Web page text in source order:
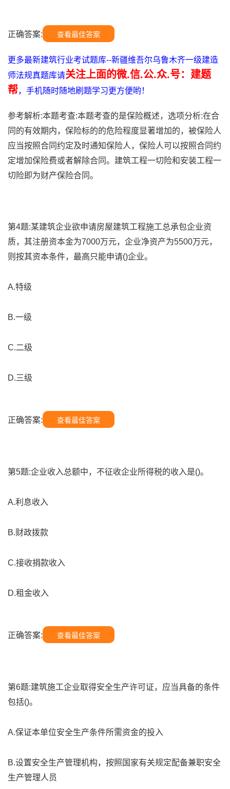
正确答案: 查看最佳答案
更多最新建筑行业考试题库--新疆维吾尔乌鲁木齐一级建造
师法规真题库请关注上面的微.信.公.众.号：建题
帮，手机随时随地刷题学习更方便哟！
参考解析:本题考查:本题考查的是保险概述，选项分析:在合
同的有效期内，保险标的的危险程度显著增加的，被保险人
应当按照合同约定及时通知保险人，保险人可以按照合同约
定增加保险费或者解除合同。建筑工程一切险和安装工程一
切险即为财产保险合同。
第4题:某建筑企业欲申请房屋建筑工程施工总承包企业资
质，其注册资本金为7000万元，企业净资产为5500万元，
则按其资本条件，最高只能申请()企业。
A.特级
B.一级
C.二级
D.三级
正确答案: 查看最佳答案
第5题:企业收入总额中，不征收企业所得税的收入是()。
A.利息收入
B.财政拨款
C.接收捐款收入
D.租金收入
正确答案: 查看最佳答案
第6题:建筑施工企业取得安全生产许可证，应当具备的条件
包括()。
A.保证本单位安全生产条件所需资金的投入
B.设置安全生产管理机构，按照国家有关规定配备兼职安全
生产管理人员